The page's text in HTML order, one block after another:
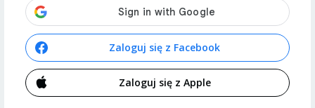
Zaloguj się z Facebook
Zaloguj się z Apple